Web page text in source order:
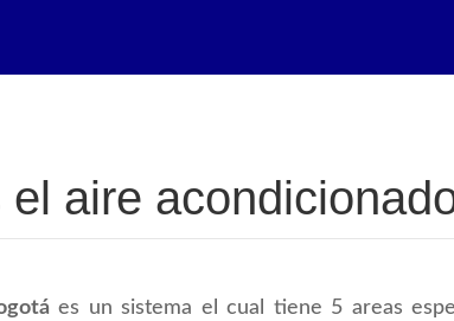
aire
es un sistema el cual tiene 5 areas